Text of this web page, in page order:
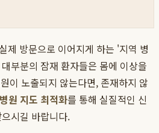
제 방문으로 이어지게 하는 '지역 병
부분의 잠재 환자들은 몸에 이상을
이 노출되지 않는다면, 존재하지 않
병원 지도 최적화를 통해 실질적인 신
시길 바랍니다.